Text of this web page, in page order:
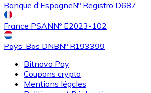
Banque d'EspagneNº Registro D687
France PSANNº E2023-102
Pays-Bas DNBNº R193399
Bitnovo Pay
Coupons crypto
Mentions légales